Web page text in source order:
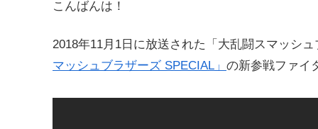
こんばんは！
2018年11月1日に放送された「大乱闘スマッシ
マッシュブラザーズ SPECIAL」 の新参戦ファイ